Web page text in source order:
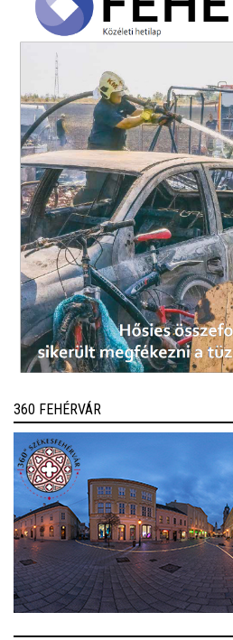
360 FEHÉRVÁR